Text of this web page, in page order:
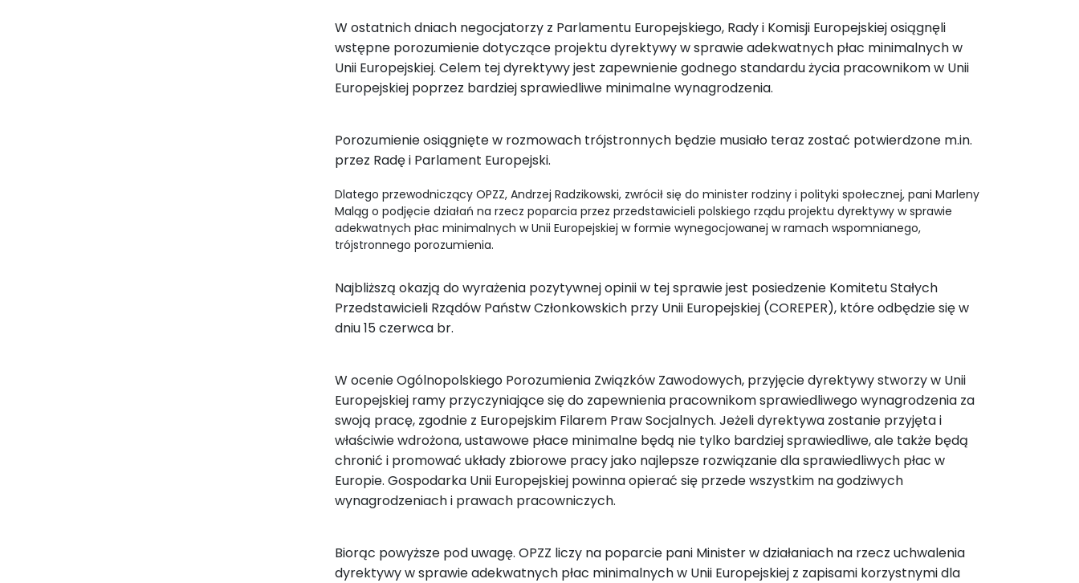
W ostatnich dniach negocjatorzy z Parlamentu Europejskiego, Rady i Komisji Europejskiej osiągnęli
wstępne porozumienie dotyczące projektu dyrektywy w sprawie adekwatnych płac minimalnych w
Unii Europejskiej. Celem tej dyrektywy jest zapewnienie godnego standardu życia pracownikom w Unii
Europejskiej poprzez bardziej sprawiedliwe minimalne wynagrodzenia.
Porozumienie osiągnięte w rozmowach trójstronnych będzie musiało teraz zostać potwierdzone m.in.
przez Radę i Parlament Europejski.
Dlatego przewodniczący OPZZ, Andrzej Radzikowski, zwrócił się do minister rodziny i polityki społecznej, pani Marleny
Maląg o podjęcie działań na rzecz poparcia przez przedstawicieli polskiego rządu projektu dyrektywy w sprawie
adekwatnych płac minimalnych w Unii Europejskiej w formie wynegocjowanej w ramach wspomnianego,
trójstronnego porozumienia.
Najbliższą okazją do wyrażenia pozytywnej opinii w tej sprawie jest posiedzenie Komitetu Stałych
Przedstawicieli Rządów Państw Członkowskich przy Unii Europejskiej (COREPER), które odbędzie się w
dniu 15 czerwca br.
W ocenie Ogólnopolskiego Porozumienia Związków Zawodowych, przyjęcie dyrektywy stworzy w Unii
Europejskiej ramy przyczyniające się do zapewnienia pracownikom sprawiedliwego wynagrodzenia za
swoją pracę, zgodnie z Europejskim Filarem Praw Socjalnych. Jeżeli dyrektywa zostanie przyjęta i
właściwie wdrożona, ustawowe płace minimalne będą nie tylko bardziej sprawiedliwe, ale także będą
chronić i promować układy zbiorowe pracy jako najlepsze rozwiązanie dla sprawiedliwych płac w
Europie. Gospodarka Unii Europejskiej powinna opierać się przede wszystkim na godziwych
wynagrodzeniach i prawach pracowniczych.
Biorąc powyższe pod uwagę. OPZZ liczy na poparcie pani Minister w działaniach na rzecz uchwalenia
dyrektywy w sprawie adekwatnych płac minimalnych w Unii Europejskiej z zapisami korzystnymi dla